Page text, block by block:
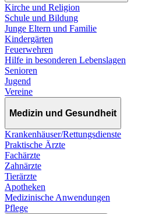
Kirche und Religion
Schule und Bildung
Junge Eltern und Familie
Kindergärten
Feuerwehren
Hilfe in besonderen Lebenslagen
Senioren
Jugend
Vereine
Medizin und Gesundheit
Krankenhäuser/Rettungsdienste
Praktische Ärzte
Fachärzte
Zahnärzte
Tierärzte
Apotheken
Medizinische Anwendungen
Pflege